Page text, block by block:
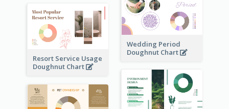
Wedding Period
Doughnut Chart
Resort Service Usage
Doughnut Chart